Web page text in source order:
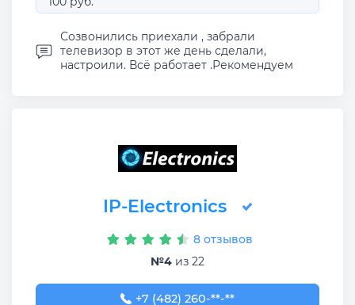
Созвонились приехали , забрали
телевизор в этот же день сделали,
настроили. Всё работает .Рекомендуем
IP-Electronics
8 отзывов
№4 из 22
+7 (482) 260-14-07
+7 (482) 260-**-**